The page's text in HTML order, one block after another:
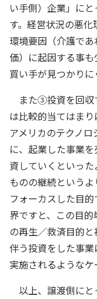
い手側）企業」に
す。経営状況の悪化
環境要因（介護で
価）に起因する事
買い手が見つかりに
また③投資を回収
は比較的当てはま
アメリカのテクノ
に、起業した事業
資していくといっ
ものの継続という
フォーカスした目
界ですと、この目
の再生／救済目的
伴う投資をした事
実施されるようなケ
以上、譲渡側にと